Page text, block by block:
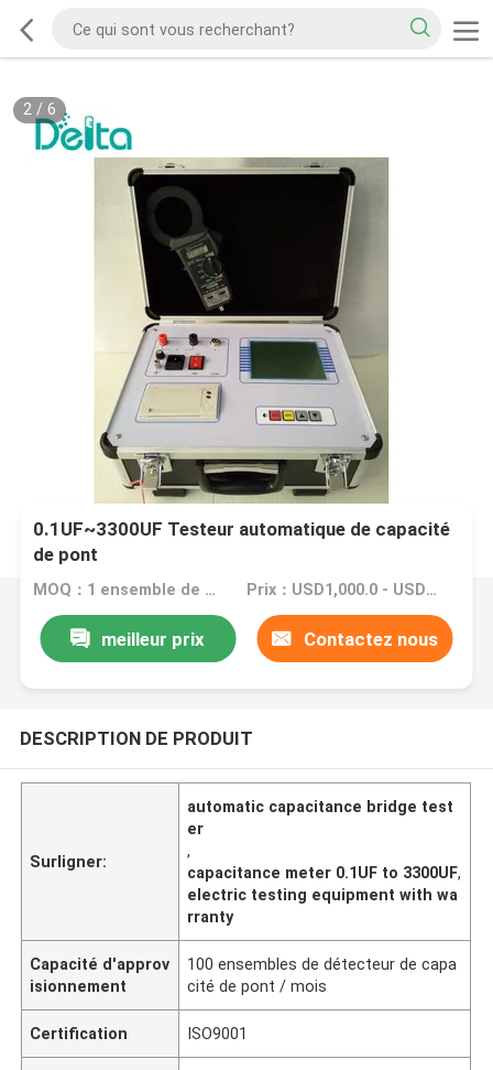
2/ 6
0.1UF~3300UF Testeur automatique de capacité
de pont
MOQ：1 ensemble de détecteurs de capacité de pont Prix：USD1,000.0 - USD3,000.0
meilleur prix Contactez nous
DESCRIPTION DE PRODUIT
Surligner:
automatic capacitance bridge test
er
,
capacitance meter 0.1UF to 3300UF,
electric testing equipment with wa
rranty
Capacité d'approv
isionnement
100 ensembles de détecteur de capa
cité de pont / mois
Certification ISO9001